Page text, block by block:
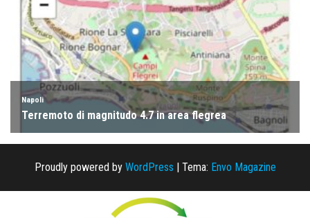
Proudly powered by WordPress Tema: Envo Magazine